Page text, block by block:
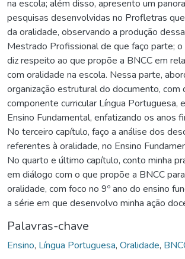
na escola; além disso, apresento um
pesquisas desenvolvidas no Profletras
da oralidade, observando a produção
Mestrado Profissional de que faço parte;
diz respeito ao que propõe a BNCC em
com oralidade na escola. Nessa parte,
organização estrutural do documento, com
componente curricular Língua Portuguesa,
Ensino Fundamental, enfatizando os anos
No terceiro capítulo, faço a análise dos
referentes à oralidade, no Ensino
No quarto e último capítulo, conto minha
em diálogo com o que propõe a BNCC
oralidade, com foco no 9º ano do ensino
a série em que desenvolvo minha ação
Palavras-chave
Ensino, Língua Portuguesa, Oralidade,